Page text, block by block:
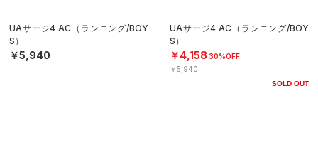
UAサージ4 AC（ランニング/BOY
S）
￥5,940
UAサージ4 AC（ランニング/BOY
S）
￥4,158 30%OFF
￥5,940
SOLD OUT